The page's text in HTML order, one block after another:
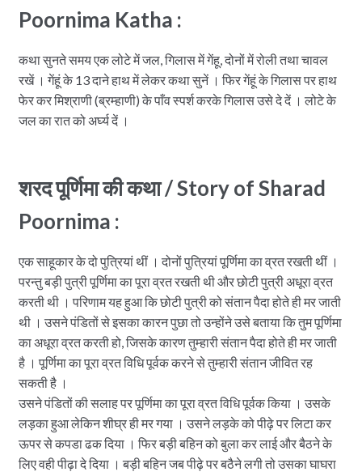
Poornima Katha :
कथा सुनते समय एक लोटे में जल, गिलास में गेंहू, दोनों में रोली तथा चावल
रखें । गेंहूं के 13 दाने हाथ में लेकर कथा सुनें । फिर गेंहूं के गिलास पर हाथ
फेर कर मिश्राणी (ब्रम्हाणी) के पाँव स्पर्श करके गिलास उसे दे दें । लोटे के
जल का रात को अर्घ्य दें ।
शरद पूर्णिमा की कथा / Story of Sharad
Poornima :
एक साहूकार के दो पुत्रियां थीं । दोनों पुत्रियां पूर्णिमा का व्रत रखती थीं ।
परन्तु बड़ी पुत्री पूर्णिमा का पूरा व्रत रखती थी और छोटी पुत्री अधूरा व्रत
करती थी । परिणाम यह हुआ कि छोटी पुत्री को संतान पैदा होते ही मर जाती
थी । उसने पंडितों से इसका कारन पुछा तो उन्होंने उसे बताया कि तुम पूर्णिमा
का अधूरा व्रत करती हो, जिसके कारण तुम्हारी संतान पैदा होते ही मर जाती
है । पूर्णिमा का पूरा व्रत विधि पूर्वक करने से तुम्हारी संतान जीवित रह
सकती है ।
उसने पंडितों की सलाह पर पूर्णिमा का पूरा व्रत विधि पूर्वक किया । उसके
लड़का हुआ लेकिन शीघ्र ही मर गया । उसने लड़के को पीढ़े पर लिटा कर
ऊपर से कपडा ढक दिया । फिर बड़ी बहिन को बुला कर लाई और बैठने के
लिए वही पीढ़ा दे दिया । बड़ी बहिन जब पीढ़े पर बठैने लगी तो उसका घाघरा